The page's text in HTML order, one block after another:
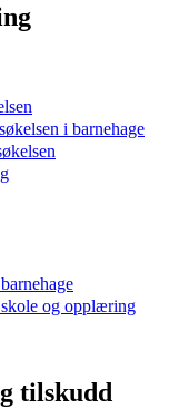
i barnehage
og opplæring
tilskudd